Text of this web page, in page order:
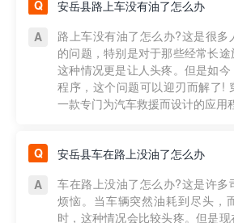
安岳县路上车没有油了怎么办
路上车没有油了怎么办?这是很多
的问题，特别是对于那些经常长途
这种情况更是让人头疼。但是如
程序，这个问题可以迎刃而解了!
一款专门为汽车救援而设计的应用
安岳县车在路上没油了怎么办
车在路上没油了怎么办?这是许多
烦恼。当车辆突然油耗到尽头，
时，这种情况会比较头疼。但是